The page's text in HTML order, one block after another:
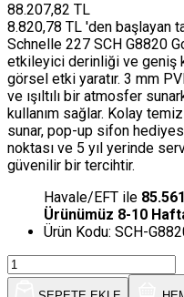
88.207,82 TL
8.820,78 TL 'den başlayan
Schnelle 227 SCH G8820
etkileyici derinliği ve geniş
görsel etki yaratır. 3 mm
ve ışıltılı bir atmosfer
kullanım sağlar. Kolay
sunar, pop-up sifon
noktası ve 5 yıl yerinde
güvenilir bir tercihtir.
Havale/EFT ile
Ürünümüz 8-10
Ürün Kodu: SCH-